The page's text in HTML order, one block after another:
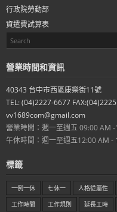
行政院勞動部
資遣費試算表
營業時間和資訊
40343 台中市西區康樂街11號
TEL: (04)2227-6677
vv1689com@gmail.com
營業時間：週一至週五 09:00 AM
午休時間：週一至週五12:00 AM -
標籤
一例一休 七休一 人格從屬性
工作時間
工作規則 延長工時